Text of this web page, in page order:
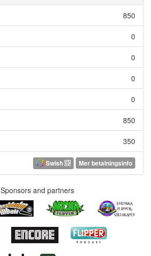
850
0
0
0
0
850
350
Swish Mer betalningsinfo
Sponsors and partners